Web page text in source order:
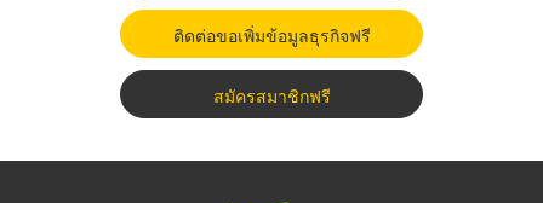
ติดต่อขอเพิ่มข้อมูลธุรกิจฟรี
สมัครสมาชิกฟรี